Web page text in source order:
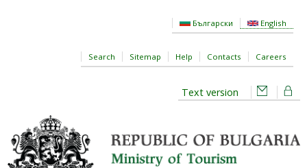
Български English
Search Sitemap Help Contacts Careers
Text version